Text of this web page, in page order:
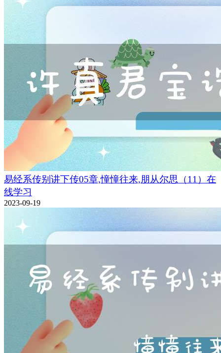
易经系传别讲下传05章,憧憧往来,朋从尔思（11）在
线学习
2023-09-19